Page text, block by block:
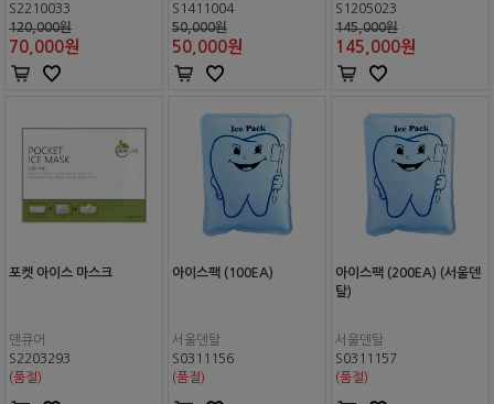
S2210033
120,000원
70,000원
S1411004
50,000원
50,000원
S1205023
145,000원
145,000원
포켓 아이스 마스크
덴큐어
S2203293
(품절)
아이스팩 (100EA)
서울덴탈
S0311156
(품절)
아이스팩 (200EA) (서울덴
탈)
서울덴탈
S0311157
(품절)